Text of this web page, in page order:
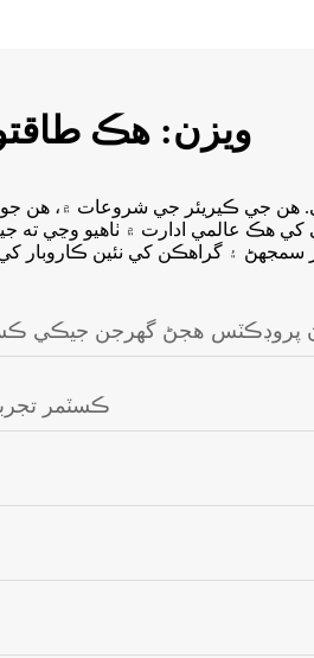
ويزن: هڪ
هن جي ڪيريئر جي شروعات ۾، هن
هڪ عالمي ادارت ۾ ٺاهيو وڃي ته
پروڊڪٽس هجڻ گهرجن جيڪي
ڪسٽمر